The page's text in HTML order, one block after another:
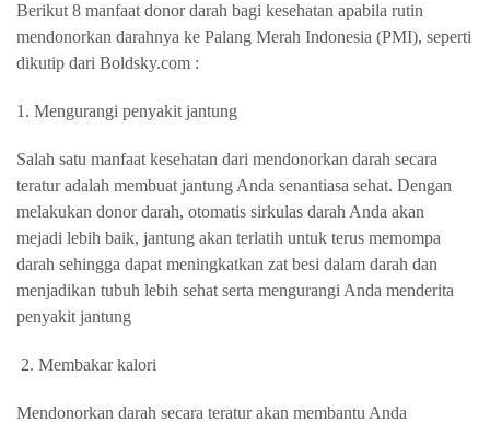
Berikut 8 manfaat donor darah bagi kesehatan apabila rutin
mendonorkan darahnya ke Palang Merah Indonesia (PMI), seperti
dikutip dari Boldsky.com :
1. Mengurangi penyakit jantung
Salah satu manfaat kesehatan dari mendonorkan darah secara
teratur adalah membuat jantung Anda senantiasa sehat. Dengan
melakukan donor darah, otomatis sirkulas darah Anda akan
mejadi lebih baik, jantung akan terlatih untuk terus memompa
darah sehingga dapat meningkatkan zat besi dalam darah dan
menjadikan tubuh lebih sehat serta mengurangi Anda menderita
penyakit jantung
2. Membakar kalori
Mendonorkan darah secara teratur akan membantu Anda